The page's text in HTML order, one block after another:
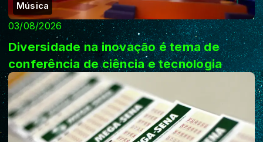
Música
03/08/2026
Diversidade na inovação é tema de
conferência de ciência e tecnologia